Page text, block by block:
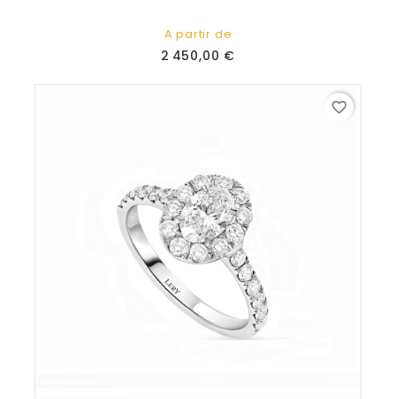
A partir de
Prix
2 450,00 €
favorite_border